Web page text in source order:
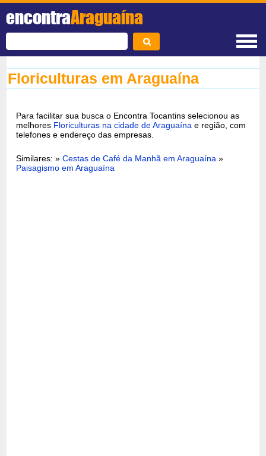
encontraAraguaína
Floriculturas em Araguaína
Para facilitar sua busca o Encontra Tocantins selecionou as
melhores Floriculturas na cidade de Araguaína e região, com
telefones e endereço das empresas.
Similares: »Cestas de Café da Manhã em Araguaína »
Paisagismo em Araguaína